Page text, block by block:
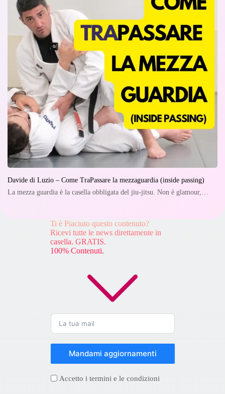
Davide di Luzio – Come TraPassare la mezzaguardia (inside passing)
La mezza guardia è la casella obbligata del jiu-jitsu. Non è glamour,…
Ti è Piaciuto questo contenuto?
Ricevi tutte le news direttamente in
casella. GRATIS.
100% Contenuti.
Mandami aggiornamenti
Accetto i termini e le condizioni